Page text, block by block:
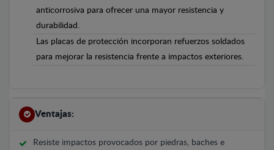
anticorrosiva para ofrecer una mayor resistencia y
durabilidad.
Las placas de protección incorporan refuerzos soldados
para mejorar la resistencia frente a impactos exteriores.
Ventajas:
Resiste impactos provocados por piedras, baches e